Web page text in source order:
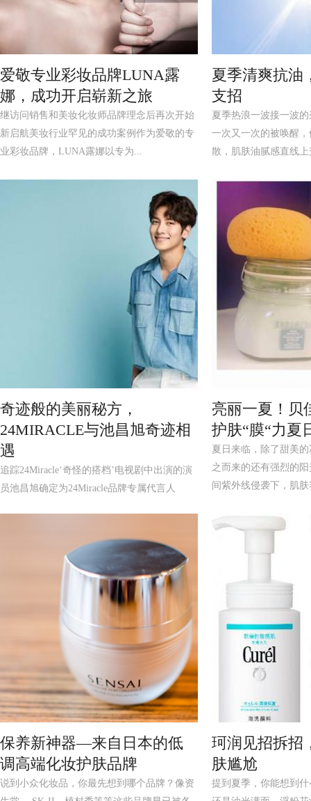
爱敬专业彩妆品牌LUNA露
娜，成功开启崭新之旅
继访问销售和美妆化妆师品牌理念后再次开始
新启航美妆行业罕见的成功案例作为爱敬的专
业彩妆品牌，LUNA露娜以专为...
夏季清爽抗油
支招
夏季热浪一波接一波
一次又一次的被唤醒
散，肌肤油腻感直线
奇迹般的美丽秘方，
24MIRACLE与池昌旭奇迹相
遇
追踪24Miracle‘奇怪的搭档’电视剧中出演的演
员池昌旭确定为24Miracle品牌专属代言人
亮丽一夏！贝
护肤“膜“力夏
夏日来临，除了甜美
之而来的还有强烈的
间紫外线侵袭下，肌
保养新神器—来自日本的低
调高端化妆护肤品牌
说到小众化妆品，你最先想到哪个品牌？像资
珂润见招拆招
肤尴尬
提到夏季，你能想到